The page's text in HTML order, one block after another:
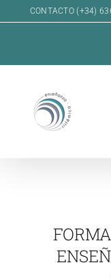
CONTACTO (+34)